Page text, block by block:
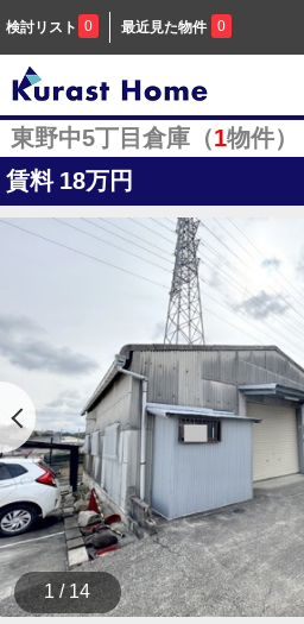
検討リスト 0 最近見た物件 0
東野中5丁目倉庫（1物件）
賃料 18万円
1 / 14